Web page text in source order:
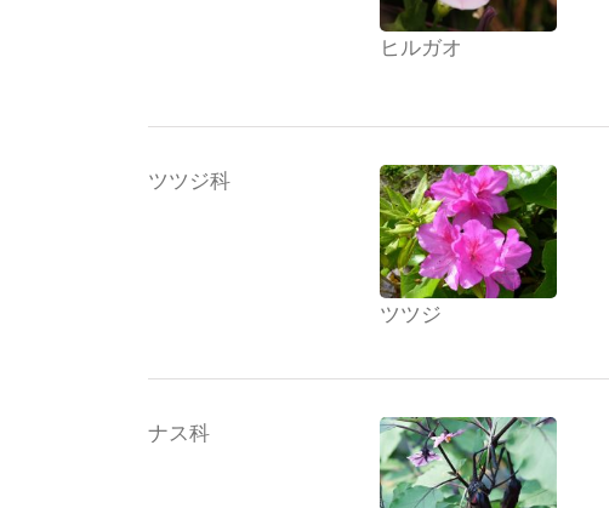
ヒルガオ
ツツジ科
ツツジ
ナス科